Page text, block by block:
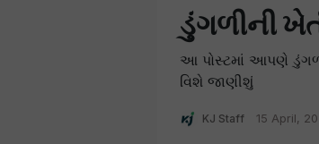
ડુંગળીની
આ પોસ્ટમાં આપણે
વિશે જાણીશું
KJ Staff 15 April,